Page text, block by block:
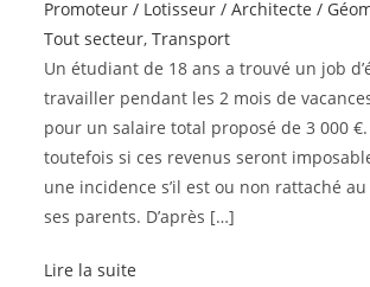
Promoteur / Lotisseur / Architecte /
Tout secteur,Transport
Un étudiant de 18 ans a trouvé un job
travailler pendant les 2 mois de
pour un salaire total proposé de 3 000
toutefois si ces revenus seront
une incidence s’il est ou non rattaché
ses parents. D’après […]
Lire la suite